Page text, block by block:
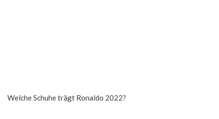
Welche Schuhe trägt Ronaldo 2022?